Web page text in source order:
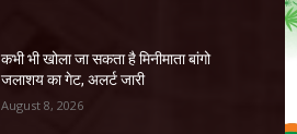
कभी भी खोला जा सकता है मिनीमाता बांगो
जलाशय का गेट, अलर्ट जारी
August 8, 2026